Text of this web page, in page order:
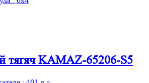
тягяч KAMAZ-65206-S5